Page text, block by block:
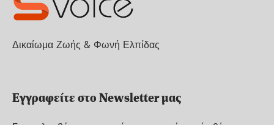
Δικαίωμα Ζωής & Φωνή Ελπίδας
Εγγραφείτε στο Newsletter μας